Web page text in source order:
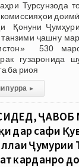
Турсунзода
Қонуни
ҷашну
530
гузаронида
ба риоя
пурра ▸
ҶАВОБ
дар сафи
карданро